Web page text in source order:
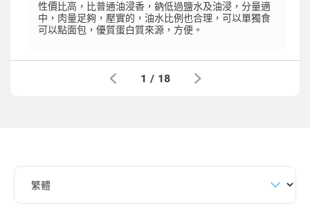
性價比高，比普通油浸香，鈉低過鹽水及油浸，分量適
中，肉量足夠，壓實的，油水比例也合理，可以單獨食
可以點面包，優質蛋白質來源，方便。
1 / 18